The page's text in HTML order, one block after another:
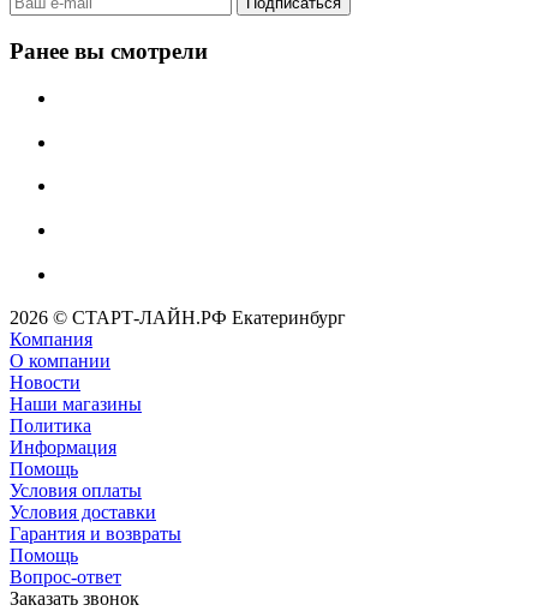
Ранее вы смотрели
2026 © СТАРТ-ЛАЙН.РФ Екатеринбург
Компания
О компании
Новости
Наши магазины
Политика
Информация
Помощь
Условия оплаты
Условия доставки
Гарантия и возвраты
Помощь
Вопрос-ответ
Заказать звонок